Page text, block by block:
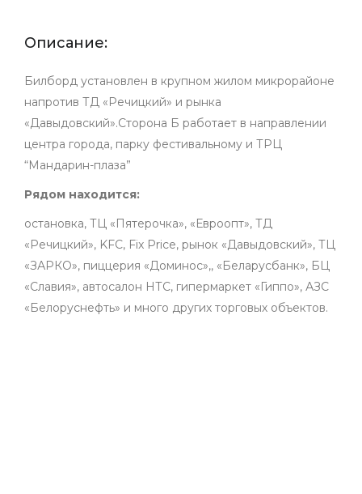
Описание:
Билборд установлен в крупном жилом микрорайоне
напротив ТД «Речицкий» и рынка
«Давыдовский».Сторона Б работает в направлении
центра города, парку фестивальному и ТРЦ
“Мандарин-плаза”
Рядом находится:
остановка, ТЦ «Пятерочка», «Евроопт», ТД
«Речицкий», KFC, Fix Price, рынок «Давыдовский», ТЦ
«ЗАРКО», пиццерия «Доминос»,, «Беларусбанк», БЦ
«Славия», автосалон НТС, гипермаркет «Гиппо», АЗС
«Белоруснефть» и много других торговых объектов.